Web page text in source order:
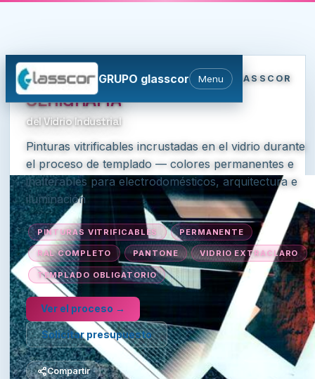
GRUPO glasscor Menu
Inicio›Templados›
SERIGRAFIA INDUSTRIAL · GRUPO GLASSCOR
SERIGRAFÍA
del Vidrio Industrial
Pinturas vitrificables incrustadas en el vidrio durante
el proceso de templado — colores permanentes e
inalterables para electrodomésticos, arquitectura e
iluminación
PINTURAS VITRIFICABLES PERMANENTE
RAL COMPLETO PANTONE VIDRIO EXTRACLARO
TEMPLADO OBLIGATORIO
Ver el proceso →
Solicitar presupuesto
Compartir